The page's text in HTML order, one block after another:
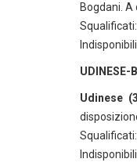
Bogdani. A
UDINESE-
Udinese